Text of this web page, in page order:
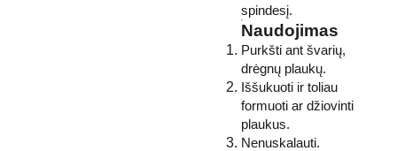
spindesį.
Naudojimas
Purkšti ant švarių,
drėgnų plaukų.
Iššukuoti ir toliau
formuoti ar džiovinti
plaukus.
Nenuskalauti.